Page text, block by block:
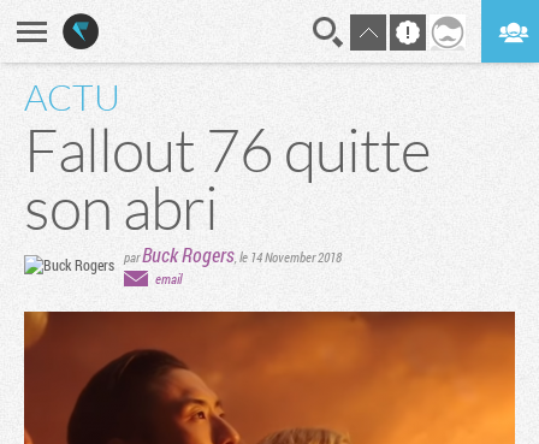
ACTU
Fallout 76 quitte
son abri
parBuck Rogers,le 14 November 2018
email